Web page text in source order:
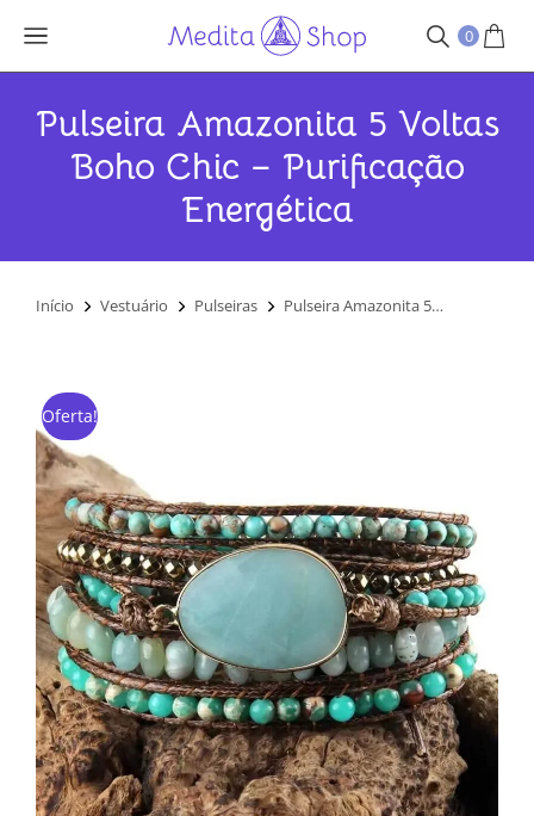
0
Pulseira Amazonita 5 Voltas
Boho Chic – Purificação
Energética
Você está aqui:
Início Vestuário Pulseiras Pulseira Amazonita 5…
Oferta!